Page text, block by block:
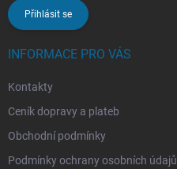
Přihlásit se
INFORMACE PRO VÁS
Kontakty
Ceník dopravy a plateb
Obchodní podmínky
Podmínky ochrany osobních údajů